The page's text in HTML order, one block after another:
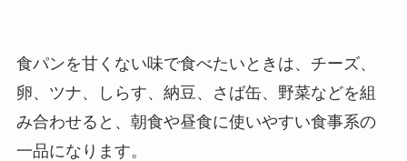
食パンを甘くない味で食べたいときは、チーズ、
卵、ツナ、しらす、納豆、さば缶、野菜などを組
み合わせると、朝食や昼食に使いやすい食事系の
一品になります。